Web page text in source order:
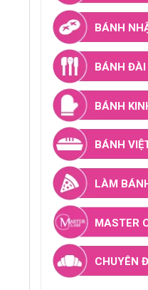
BÁNH
BÁNH ĐÀI
BÁNH
BÁNH
LÀM
MASTER
CHUYÊN